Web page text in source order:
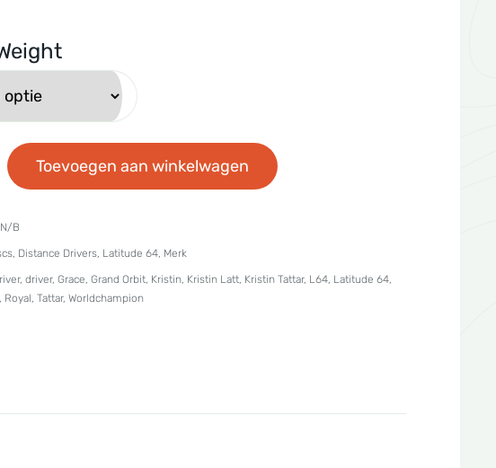
Toevoegen aan winkelwagen
N/B
, Distance Drivers, Latitude 64, Merk
, driver, Grace, Grand Orbit, Kristin, Kristin Latt, Kristin Tattar, L64, Latitude 64,
, Royal, Tattar, Worldchampion